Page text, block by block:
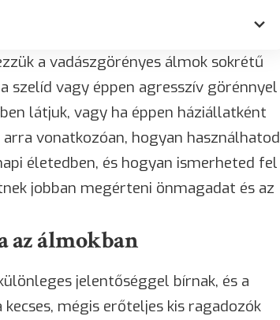
a vadászgörényes álmok sokrétű
szelíd vagy éppen agresszív görénnyel
látjuk, vagy ha éppen háziállatként
vonatkozóan, hogyan használhatod
életedben, és hogyan ismerheted fel
jobban megérteni önmagadat és az
az álmokban
jelentőséggel bírnak, és a
mégis erőteljes kis ragadozók